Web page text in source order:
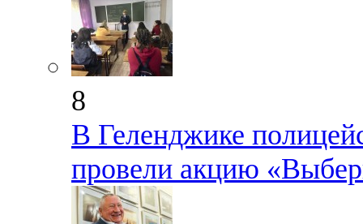
8
В Геленджике
провели акцию